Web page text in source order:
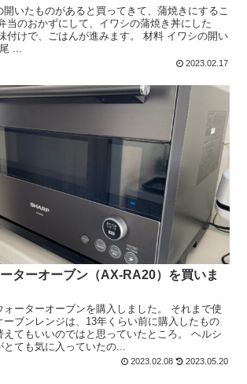
開いたものがあると買ってきて、蒲焼きにするこ
当のおかずにして、イワシの蒲焼き丼にした
付けで、ごはんが進みます。 材料 イワシの開い
2023.02.17
ターオーブン（AX-RA20）を買いま
ォーターオーブンを購入しました。 それまで使
ーブンレンジは、13年くらい前に購入したもの
えてもいいのではと思っていたところ。 ヘルシ
とても気に入っていたの...
2023.02.08 2023.05.20